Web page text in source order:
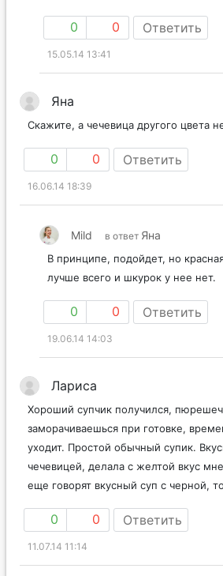
0 0 Ответить
15.05.14 13:41
Яна
Скажите, а чечевица другого цвета
0 0 Ответить
16.06.14 18:39
Mild в ответ Яна
В принципе, подойдет, но
лучше всего и шкурок у нее нет.
0 0 Ответить
19.06.14 14:03
Лариса
Хороший супчик получился,
заморачиваешься при готовке,
уходит. Простой обычный супик.
чечевицей, делала с желтой вкус
еще говорят вкусный суп с черной,
0 0 Ответить
11.07.14 11:14